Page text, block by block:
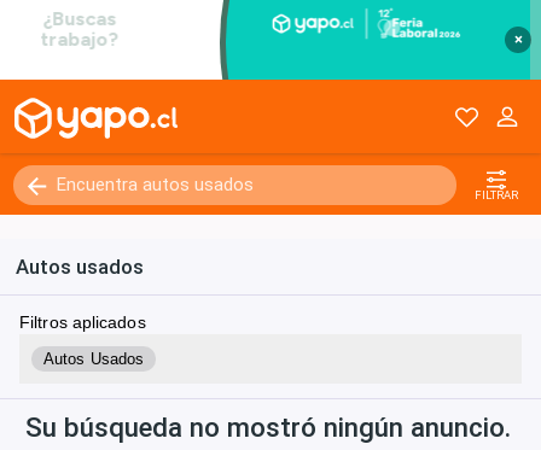
×
FILTRAR
Autos usados
Filtros aplicados
Autos Usados
Su búsqueda no mostró ningún anuncio.
0 - 250000+